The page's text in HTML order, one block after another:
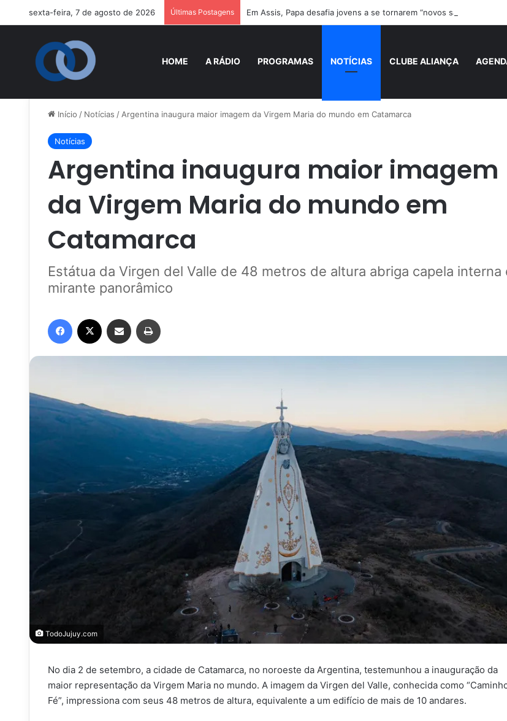
sexta-feira, 7 de agosto de 2026 Últimas Postagens Em Assis, Papa desafia jovens a se tornarem “novos santos” e
HOME A RÁDIO PROGRAMAS NOTÍCIAS CLUBE ALIANÇA
Início / Notícias / Argentina inaugura maior imagem da Virgem Maria do mundo em Catamarca
Notícias
Argentina inaugura maior imagem
da Virgem Maria do mundo em
Catamarca
Estátua da Virgen del Valle de 48 metros de altura abriga capela interna
mirante panorâmico
TodoJujuy.com
No dia 2 de setembro, a cidade de Catamarca, no noroeste da Argentina, testemunhou a inauguração da
maior representação da Virgem Maria no mundo. A imagem da Virgen del Valle, conhecida como
Fé”, impressiona com seus 48 metros de altura, equivalente a um edifício de mais de 10 andares.